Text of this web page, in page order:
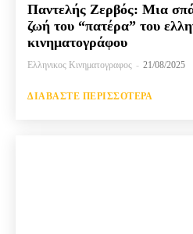
Παντελής Ζερβός: Μια
ζωή του “πατέρα” του
κινηματογράφου
Ελληνικος Κινηματογραφος - 21/08/2025
ΔΙΑΒΆΣΤΕ ΠΕΡΙΣΣΌΤΕΡΑ